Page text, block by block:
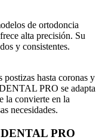
de ortodoncia
alta precisión. Su
y consistentes.
postizas hasta coronas y
PRO se adapta
la convierte en la
necesidades.
DENTAL PRO